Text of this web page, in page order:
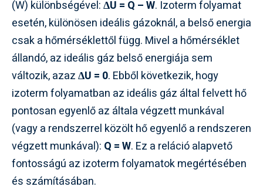
(W) különbségével:ΔU = Q – W. Izoterm folyamat
esetén, különösen ideális gázoknál, a belső energia
csak a hőmérséklettől függ. Mivel a hőmérséklet
állandó, az ideális gáz belső energiája sem
változik, azazΔU = 0. Ebből következik, hogy
izoterm folyamatban az ideális gáz által felvett hő
pontosan egyenlő az általa végzett munkával
(vagy a rendszerrel közölt hő egyenlő a rendszeren
végzett munkával): Q = W. Ez a reláció alapvető
fontosságú az izoterm folyamatok megértésében
és számításában.